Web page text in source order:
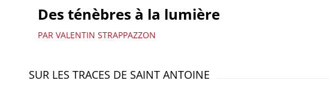
Des ténèbres à la lumière
PAR VALENTIN STRAPPAZZON
SUR LES TRACES DE SAINT ANTOINE